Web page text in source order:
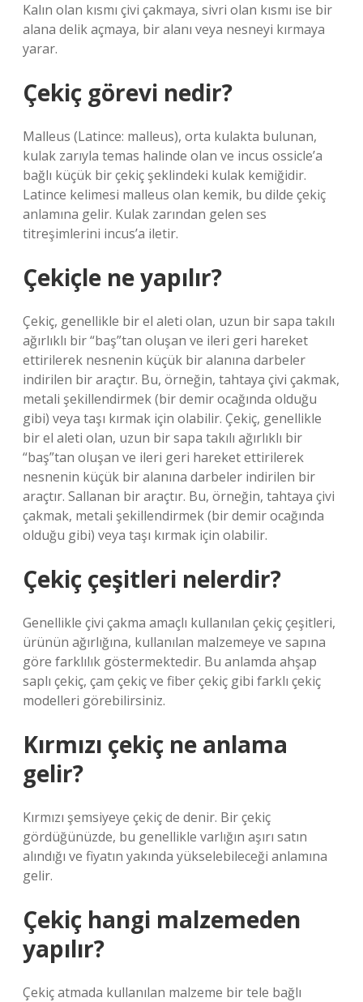
Kalın olan kısmı çivi çakmaya, sivri olan kısmı ise bir
alana delik açmaya, bir alanı veya nesneyi kırmaya
yarar.
Çekiç görevi nedir?
Malleus (Latince: malleus), orta kulakta bulunan,
kulak zarıyla temas halinde olan ve incus ossicle’a
bağlı küçük bir çekiç şeklindeki kulak kemiğidir.
Latince kelimesi malleus olan kemik, bu dilde çekiç
anlamına gelir. Kulak zarından gelen ses
titreşimlerini incus’a iletir.
Çekiçle ne yapılır?
Çekiç, genellikle bir el aleti olan, uzun bir sapa takılı
ağırlıklı bir “baş”tan oluşan ve ileri geri hareket
ettirilerek nesnenin küçük bir alanına darbeler
indirilen bir araçtır. Bu, örneğin, tahtaya çivi çakmak,
metali şekillendirmek (bir demir ocağında olduğu
gibi) veya taşı kırmak için olabilir. Çekiç, genellikle
bir el aleti olan, uzun bir sapa takılı ağırlıklı bir
“baş”tan oluşan ve ileri geri hareket ettirilerek
nesnenin küçük bir alanına darbeler indirilen bir
araçtır. Sallanan bir araçtır. Bu, örneğin, tahtaya çivi
çakmak, metali şekillendirmek (bir demir ocağında
olduğu gibi) veya taşı kırmak için olabilir.
Çekiç çeşitleri nelerdir?
Genellikle çivi çakma amaçlı kullanılan çekiç çeşitleri,
ürünün ağırlığına, kullanılan malzemeye ve sapına
göre farklılık göstermektedir. Bu anlamda ahşap
saplı çekiç, çam çekiç ve fiber çekiç gibi farklı çekiç
modelleri görebilirsiniz.
Kırmızı çekiç ne anlama
gelir?
Kırmızı şemsiyeye çekiç de denir. Bir çekiç
gördüğünüzde, bu genellikle varlığın aşırı satın
alındığı ve fiyatın yakında yükselebileceği anlamına
gelir.
Çekiç hangi malzemeden
yapılır?
Çekiç atmada kullanılan malzeme bir tele bağlı